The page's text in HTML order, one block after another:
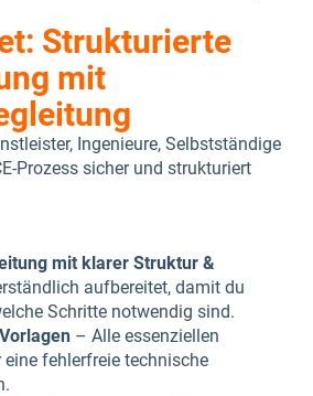
Strukturierte
mit
Ingenieure, Selbstständige
Prozess sicher und strukturiert
mit klarer Struktur &
aufbereitet, damit du
Schritte notwendig sind.
– Alle essenziellen
fehlerfreie technische